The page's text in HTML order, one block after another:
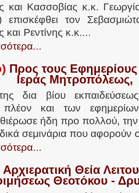
και Κασσοβίας κ.κ.
επισκέφθει τον
Ρεντίνης κ.κ....
Προς τους Εφημερίους
Ιεράς Μητροπόλεως,
δια βίου
πλέον και των
ήδη προ πολλού,
σεμινάρια που αφορούν
Αρχιερατική Θεία
Θεοτόκου -